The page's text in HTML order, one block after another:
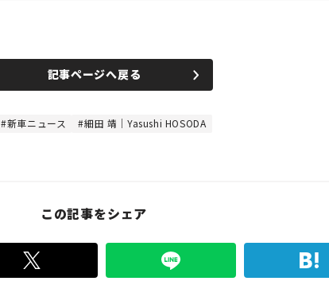
記事ページへ戻る
新車ニュース 細田 靖｜Yasushi HOSODA
この記事をシェア